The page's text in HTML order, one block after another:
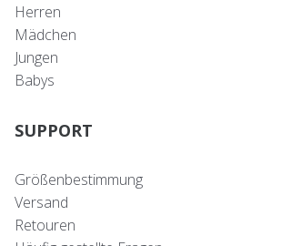
Herren
Mädchen
Jungen
Babys
SUPPORT
Größenbestimmung
Versand
Retouren